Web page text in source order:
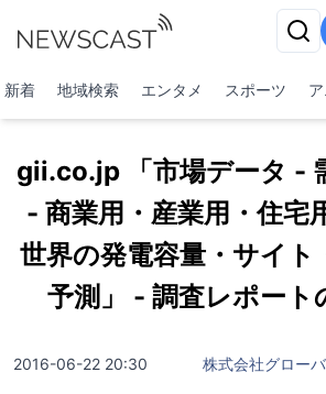
新着 地域検索 エンタメ スポーツ
gii.co.jp 「市場データ -
- 商業用・産業用・住宅
世界の発電容量・サイト
予測」 - 調査レポート
2016-06-22 20:30 株式会社グロー